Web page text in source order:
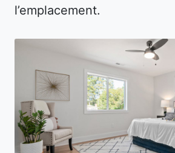
l’emplacement.